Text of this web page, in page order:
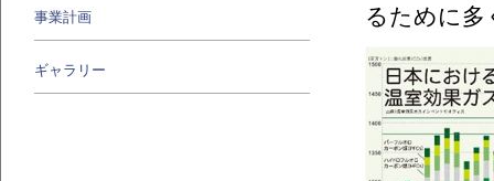
るために多
事業計画
ギャラリー